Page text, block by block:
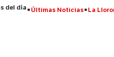
Últimas Noticias La